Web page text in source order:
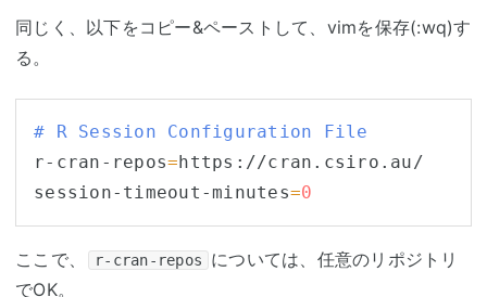
同じく、以下をコピー&ペーストして、vimを保存(:wq)す
る。
# R Session Configuration File
r-cran-repos=https://cran.csiro.au/
session-timeout-minutes=0
ここで、 r-cran-repos
については、任意のリポジトリ
でOK。